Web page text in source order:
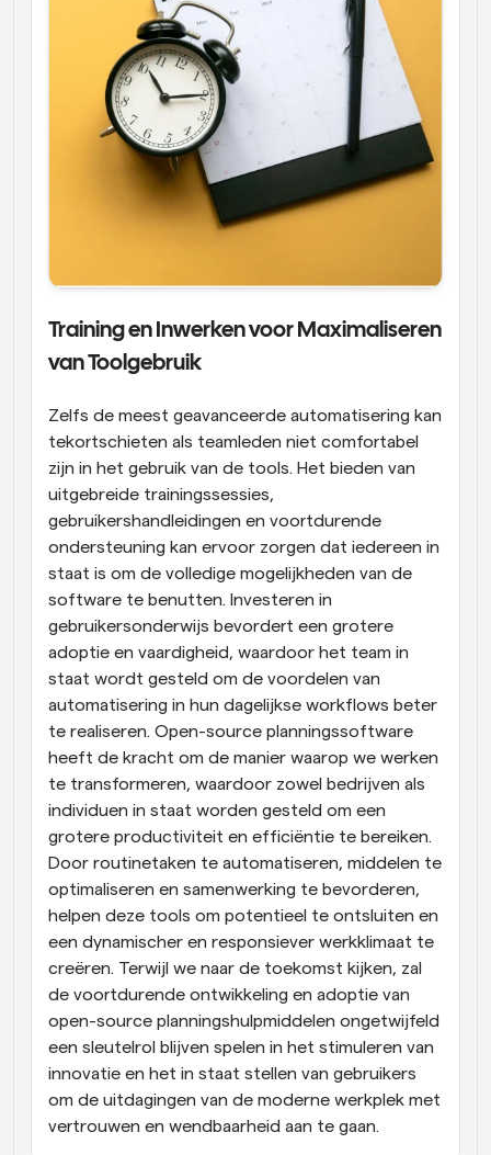
Training en Inwerken voor Maximaliseren
van Toolgebruik
Zelfs de meest geavanceerde automatisering kan
tekortschieten als teamleden niet comfortabel
zijn in het gebruik van de tools. Het bieden van
uitgebreide trainingssessies,
gebruikershandleidingen en voortdurende
ondersteuning kan ervoor zorgen dat iedereen in
staat is om de volledige mogelijkheden van de
software te benutten. Investeren in
gebruikersonderwijs bevordert een grotere
adoptie en vaardigheid, waardoor het team in
staat wordt gesteld om de voordelen van
automatisering in hun dagelijkse workflows beter
te realiseren. Open-source planningssoftware
heeft de kracht om de manier waarop we werken
te transformeren, waardoor zowel bedrijven als
individuen in staat worden gesteld om een
grotere productiviteit en efficiëntie te bereiken.
Door routinetaken te automatiseren, middelen te
optimaliseren en samenwerking te bevorderen,
helpen deze tools om potentieel te ontsluiten en
een dynamischer en responsiever werkklimaat te
creëren. Terwijl we naar de toekomst kijken, zal
de voortdurende ontwikkeling en adoptie van
open-source planningshulpmiddelen ongetwijfeld
een sleutelrol blijven spelen in het stimuleren van
innovatie en het in staat stellen van gebruikers
om de uitdagingen van de moderne werkplek met
vertrouwen en wendbaarheid aan te gaan.